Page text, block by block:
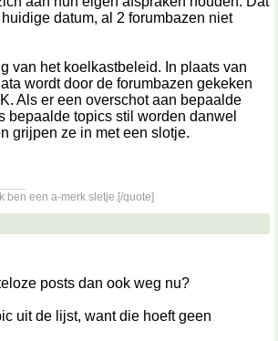
datum, al 2 forumbazen niet
van het koelkastbeleid. In plaats van
wordt door de forumbazen gekeken
Als er een overschot aan bepaalde
bepaalde topics stil worden danwel
grijpen ze in met een slotje.
ben een a-merk sletje.[/quote]
posts dan ook weg nu?
uit de lijst, want die hoeft geen